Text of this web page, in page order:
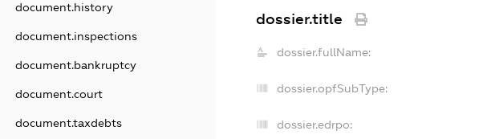
document.history
document.inspections
document.bankruptcy
document.court
document.taxdebts
dossier.title
dossier.fullName:
dossier.opfSubType:
dossier.edrpo: